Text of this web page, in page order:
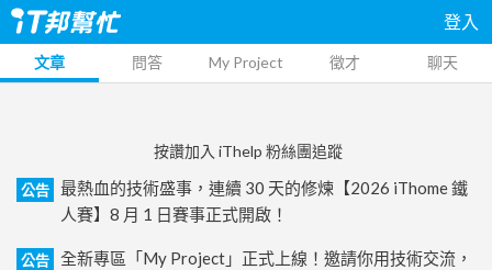
登入
文章 問答 My Project 徵才 聊天
按讚加入 iThelp 粉絲團追蹤
公告
最熱血的技術盛事，連續 30 天的修煉【2026 iThome 鐵
人賽】8 月 1 日賽事正式開啟！
公告
全新專區「My Project」正式上線！邀請你用技術交流，